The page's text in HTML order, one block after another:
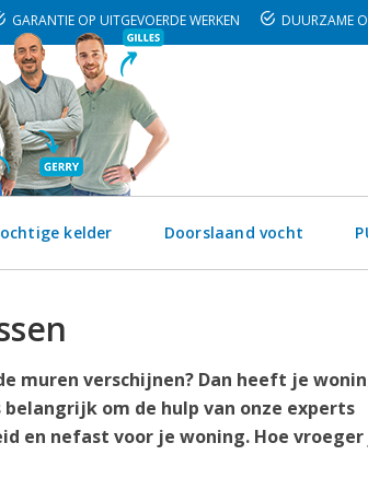
GARANTIE OP UITGEVOERDE WERKEN DUURZAME
kelder Doorslaand vocht
muren verschijnen? Dan heeft je
om de hulp van onze experts
en nefast voor je woning. Hoe vroeger